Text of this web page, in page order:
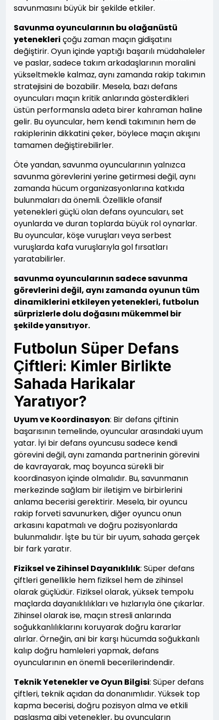
savunmasını büyük bir şekilde etkiler.
Savunma oyuncularının bu olağanüstü
yetenekleri çoğu zaman maçın gidişatını
değiştirir. Oyun içinde yaptığı başarılı müdahaleler
ve paslar, sadece takım arkadaşlarının moralini
yükseltmekle kalmaz, aynı zamanda rakip takımın
stratejisini de bozabilir. Mesela, bazı defans
oyuncuları maçın kritik anlarında gösterdikleri
üstün performansla adeta birer kahraman haline
gelir. Bu oyuncular, hem kendi takımının hem de
rakiplerinin dikkatini çeker, böylece maçın akışını
tamamen değiştirebilirler.
Öte yandan, savunma oyuncularının yalnızca
savunma görevlerini yerine getirmesi değil, aynı
zamanda hücum organizasyonlarına katkıda
bulunmaları da önemli. Özellikle ofansif
yetenekleri güçlü olan defans oyuncuları, set
oyunlarda ve duran toplarda büyük rol oynarlar.
Bu oyuncular, köşe vuruşları veya serbest
vuruşlarda kafa vuruşlarıyla gol fırsatları
yaratabilirler.
savunma oyuncularının sadece savunma
görevlerini değil, aynı zamanda oyunun tüm
dinamiklerini etkileyen yetenekleri, futbolun
sürprizlerle dolu doğasını mükemmel bir
şekilde yansıtıyor.
Futbolun Süper Defans
Çiftleri: Kimler Birlikte
Sahada Harikalar
Yaratıyor?
Uyum ve Koordinasyon: Bir defans çiftinin
başarısının temelinde, oyuncular arasındaki uyum
yatar. İyi bir defans oyuncusu sadece kendi
görevini değil, aynı zamanda partnerinin görevini
de kavrayarak, maç boyunca sürekli bir
koordinasyon içinde olmalıdır. Bu, savunmanın
merkezinde sağlam bir iletişim ve birbirlerini
anlama becerisi gerektirir. Mesela, bir oyuncu
rakip forveti savunurken, diğer oyuncu onun
arkasını kapatmalı ve doğru pozisyonlarda
bulunmalıdır. İşte bu tür bir uyum, sahada gerçek
bir fark yaratır.
Fiziksel ve Zihinsel Dayanıklılık: Süper defans
çiftleri genellikle hem fiziksel hem de zihinsel
olarak güçlüdür. Fiziksel olarak, yüksek tempolu
maçlarda dayanıklılıkları ve hızlarıyla öne çıkarlar.
Zihinsel olarak ise, maçın stresli anlarında
soğukkanlılıklarını koruyarak doğru kararlar
alırlar. Örneğin, ani bir karşı hücumda soğukkanlı
kalıp doğru hamleleri yapmak, defans
oyuncularının en önemli becerilerindendir.
Teknik Yetenekler ve Oyun Bilgisi: Süper defans
çiftleri, teknik açıdan da donanımlıdır. Yüksek top
kapma becerisi, doğru pozisyon alma ve etkili
paslaşma gibi yetenekler, bu oyuncuların